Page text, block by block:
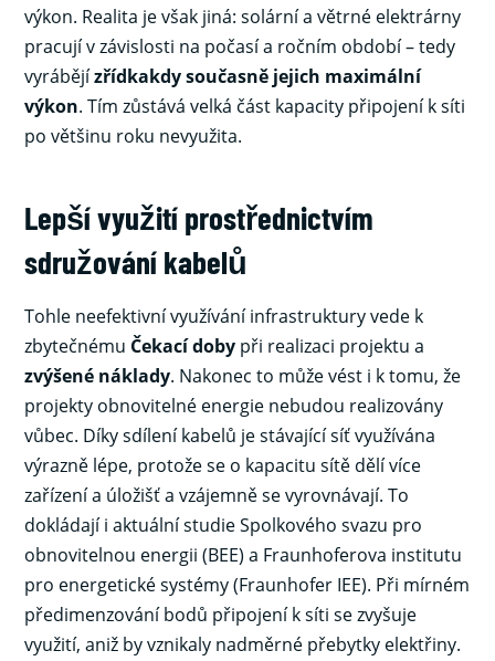
výkon. Realita je však jiná: solární a větrné elektrárny
pracují v závislosti na počasí a ročním období – tedy
vyrábějízřídkakdy současně jejich maximální
výkon. Tím zůstává velká část kapacity připojení k síti
po většinu roku nevyužita.
Lepší využití prostřednictvím
sdružování kabelů
Tohle neefektivní využívání infrastruktury vede k
zbytečnému Čekací doby při realizaci projektu a
zvýšené náklady. Nakonec to může vést i k tomu, že
projekty obnovitelné energie nebudou realizovány
vůbec. Díky sdílení kabelů je stávající síť využívána
výrazně lépe, protože se o kapacitu sítě dělí více
zařízení a úložišť a vzájemně se vyrovnávají. To
dokládají i aktuální studie Spolkového svazu pro
obnovitelnou energii (BEE) a Fraunhoferova institutu
pro energetické systémy (Fraunhofer IEE). Při mírném
předimenzování bodů připojení k síti se zvyšuje
využití, aniž by vznikaly nadměrné přebytky elektřiny.